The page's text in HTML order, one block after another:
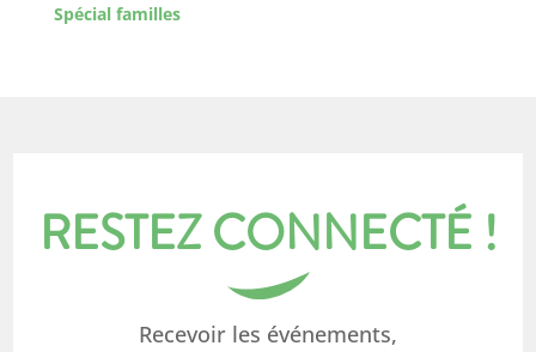
Spécial familles
RESTEZ CONNECTÉ !
Recevoir les événements,